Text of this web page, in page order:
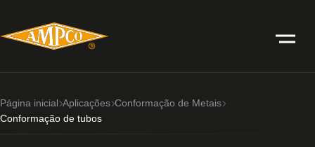
Página inicial Aplicações Conformação de Metais
Conformação de tubos